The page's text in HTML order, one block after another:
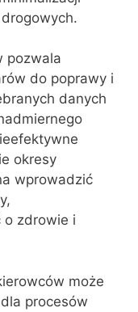
pozwala
do poprawy i
danych
okresy
wprowadzić
o zdrowie i
może
procesów